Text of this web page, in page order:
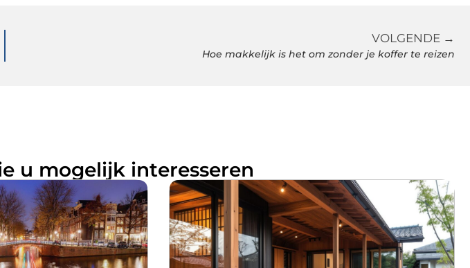
VOLGENDE →
Hoe makkelijk is het om zonder je koffer te reizen
u mogelijk interesseren